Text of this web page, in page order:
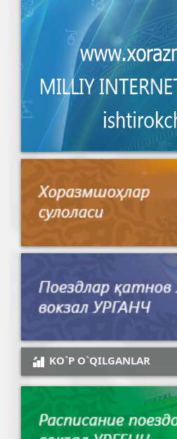
KO`P O`QILGANLAR